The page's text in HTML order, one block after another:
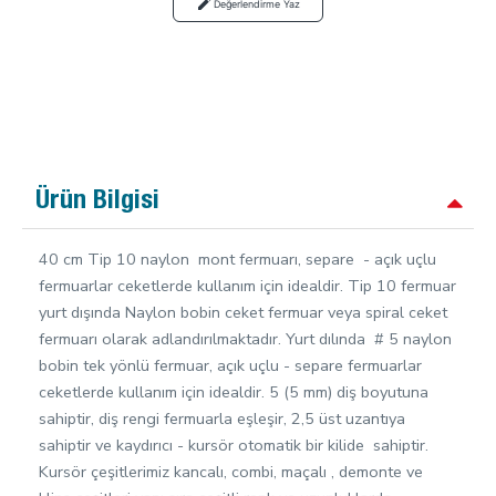
Değerlendirme Yaz
Ürün Bilgisi
40 cm Tip 10 naylon mont fermuarı, separe - açık uçlu
fermuarlar ceketlerde kullanım için idealdir. Tip 10 fermuar
yurt dışında Naylon bobin ceket fermuar veya spiral ceket
fermuarı olarak adlandırılmaktadır. Yurt dılında # 5 naylon
bobin tek yönlü fermuar, açık uçlu - separe fermuarlar
ceketlerde kullanım için idealdir. 5 (5 mm) diş boyutuna
sahiptir, diş rengi fermuarla eşleşir, 2,5 üst uzantıya
sahiptir ve kaydırıcı - kursör otomatik bir kilide sahiptir.
Kursör çeşitlerimiz kancalı, combi, maçalı , demonte ve